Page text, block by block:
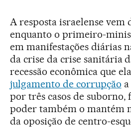
A resposta israelense vem
enquanto o primeiro-
em manifestações diárias
da crise da crise sanitária
recessão econômica que
julgamento de corrupção
por três casos de suborno,
poder também o mantém
da oposição de centro-